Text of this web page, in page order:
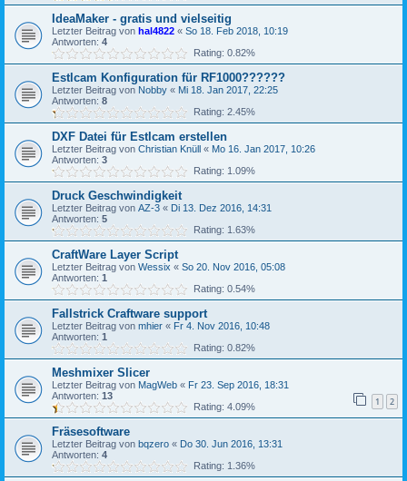
IdeaMaker - gratis und vielseitig
Letzter Beitrag von hal4822 « So 18. Feb 2018, 10:19
Antworten: 4
Rating: 0.82%
Estlcam Konfiguration für RF1000??????
Letzter Beitrag von Nobby « Mi 18. Jan 2017, 22:25
Antworten: 8
Rating: 2.45%
DXF Datei für Estlcam erstellen
Letzter Beitrag von Christian Knüll « Mo 16. Jan 2017, 10:26
Antworten: 3
Rating: 1.09%
Druck Geschwindigkeit
Letzter Beitrag von AZ-3 « Di 13. Dez 2016, 14:31
Antworten: 5
Rating: 1.63%
CraftWare Layer Script
Letzter Beitrag von Wessix « So 20. Nov 2016, 05:08
Antworten: 1
Rating: 0.54%
Fallstrick Craftware support
Letzter Beitrag von mhier « Fr 4. Nov 2016, 10:48
Antworten: 1
Rating: 0.82%
Meshmixer Slicer
Letzter Beitrag von MagWeb « Fr 23. Sep 2016, 18:31
Antworten: 13 1 2
Rating: 4.09%
Fräsesoftware
Letzter Beitrag von bqzero « Do 30. Jun 2016, 13:31
Antworten: 4
Rating: 1.36%